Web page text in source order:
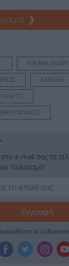
❯
ΕΛΕΑΝΑ
ΚΛΑΣΙΚΗ
e-mail σας τα
Πολιτισμό!
το